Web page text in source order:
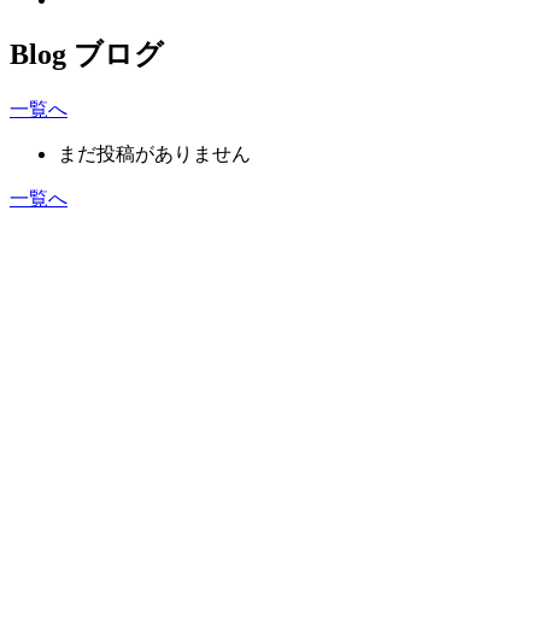
Blog ブログ
一覧へ
まだ投稿がありません
一覧へ